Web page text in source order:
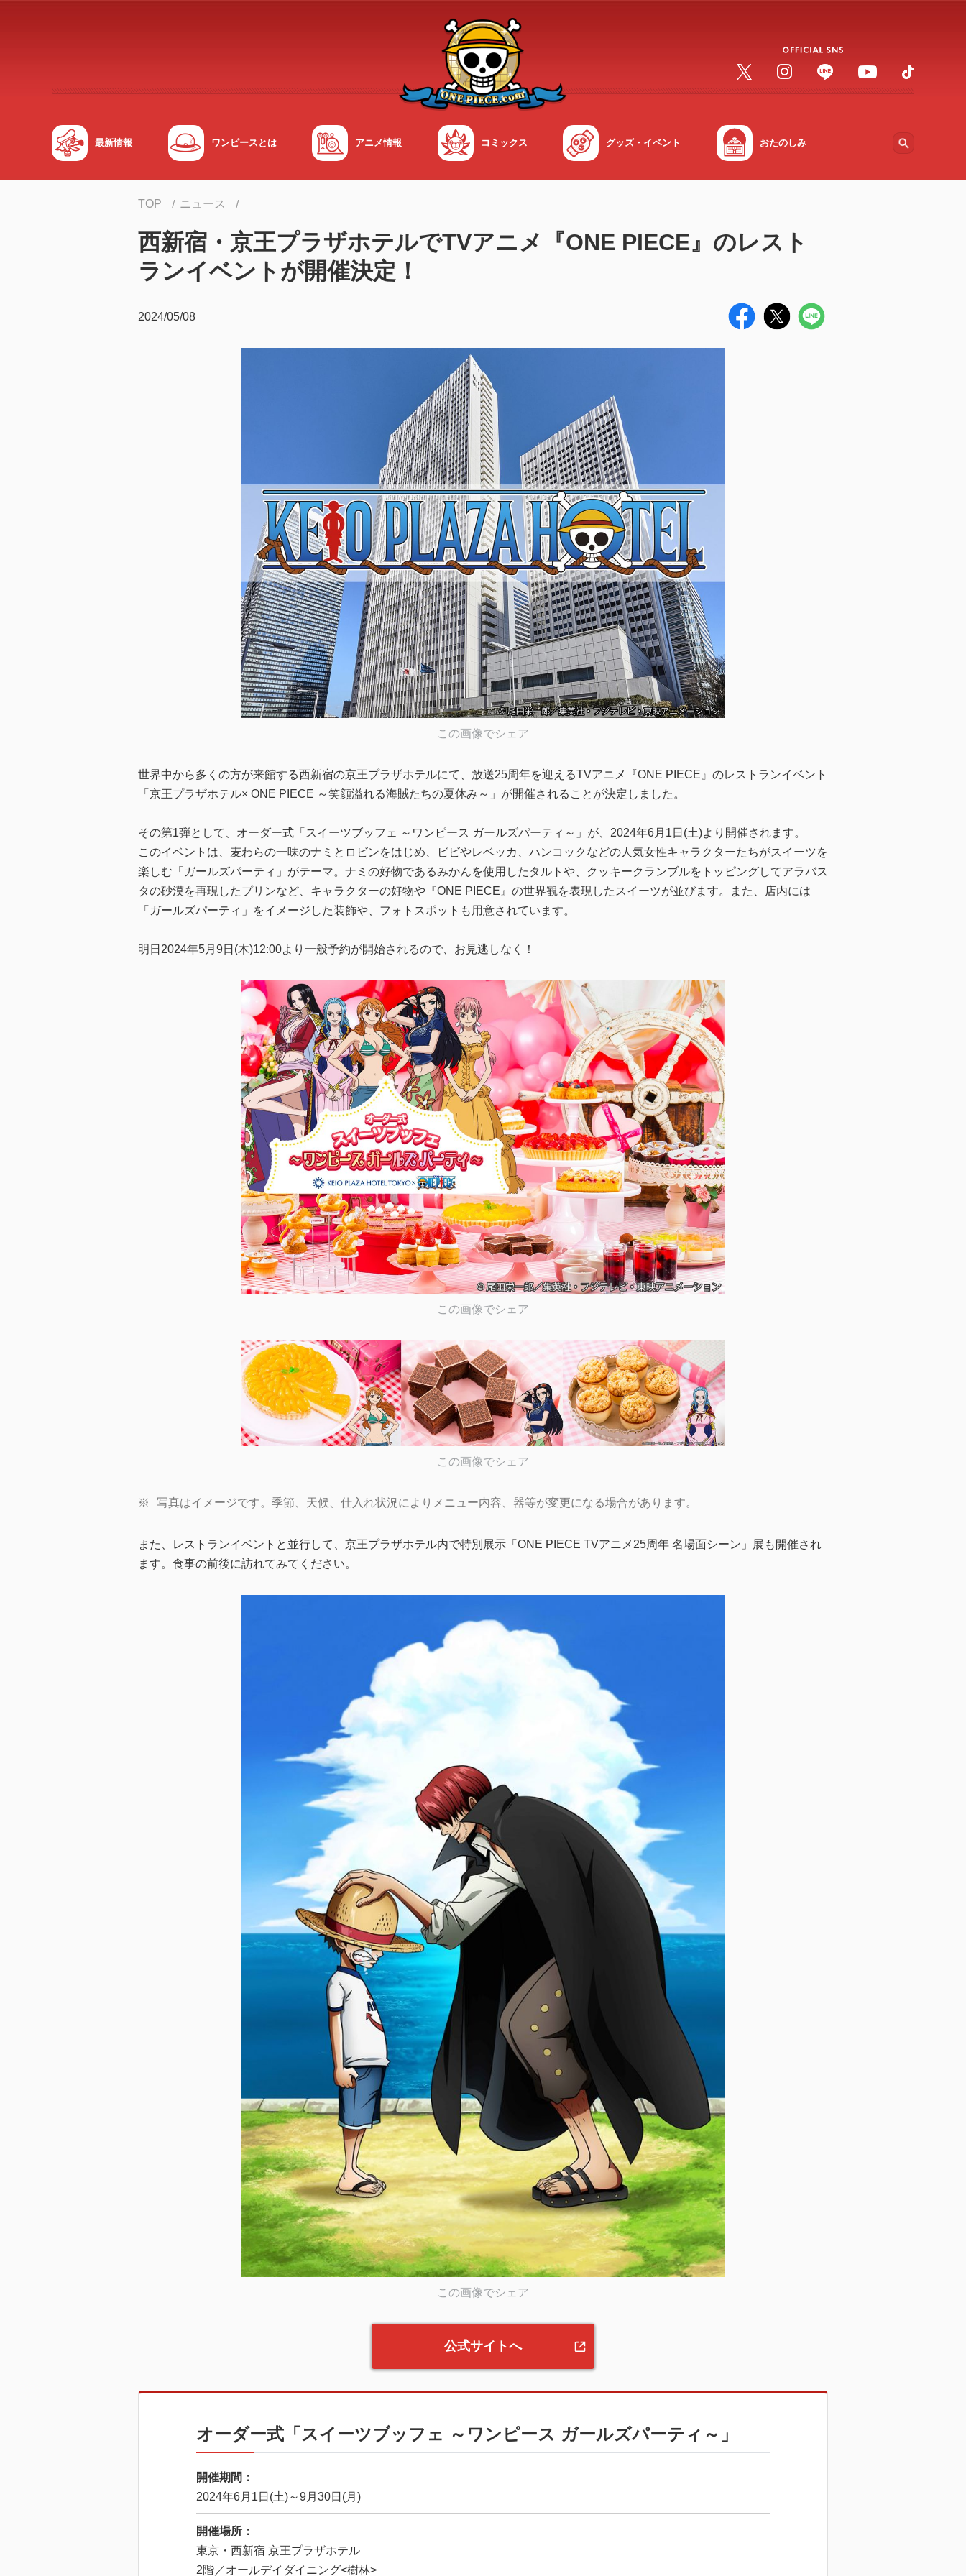
最新情報 ワンピースとは アニメ情報 コミックス グッズ・イベント おたのしみ
TOP ニュース
西新宿・京王プラザホテルでTVアニメ『ONE PIECE』のレスト
ランイベントが開催決定！
2024/05/08
この画像でシェア
世界中から多くの方が来館する西新宿の京王プラザホテルにて、放送25周年を迎えるTVアニメ『ONE PIECE』のレストランイベント
「京王プラザホテル× ONE PIECE ～笑顔溢れる海賊たちの夏休み～」が開催されることが決定しました。
その第1弾として、オーダー式「スイーツブッフェ ～ワンピース ガールズパーティ～」が、2024年6月1日(土)より開催されます。
このイベントは、麦わらの一味のナミとロビンをはじめ、ビビやレベッカ、ハンコックなどの人気女性キャラクターたちがスイーツを
楽しむ「ガールズパーティ」がテーマ。ナミの好物であるみかんを使用したタルトや、クッキークランブルをトッピングしてアラバス
タの砂漠を再現したプリンなど、キャラクターの好物や『ONE PIECE』の世界観を表現したスイーツが並びます。また、店内には
「ガールズパーティ」をイメージした装飾や、フォトスポットも用意されています。
明日2024年5月9日(木)12:00より一般予約が開始されるので、お見逃しなく！
この画像でシェア
この画像でシェア
※ 写真はイメージです。季節、天候、仕入れ状況によりメニュー内容、器等が変更になる場合があります。
また、レストランイベントと並行して、京王プラザホテル内で特別展示「ONE PIECE TVアニメ25周年 名場面シーン」展も開催され
ます。食事の前後に訪れてみてください。
この画像でシェア
公式サイトへ
オーダー式「スイーツブッフェ ～ワンピース ガールズパーティ～」
開催期間：
2024年6月1日(土)～9月30日(月)
開催場所：
東京・西新宿 京王プラザホテル
2階／オールデイダイニング<樹林>